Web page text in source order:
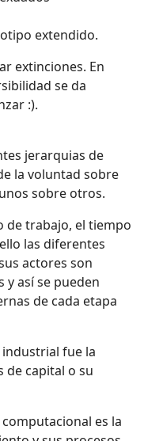
extendido.
extinciones. En
se da
:).
jerarquias de
la voluntad sobre
sobre otros.
de trabajo, el tiempo
las diferentes
actores son
y así se pueden
de cada etapa
fue la
de capital o su
es la